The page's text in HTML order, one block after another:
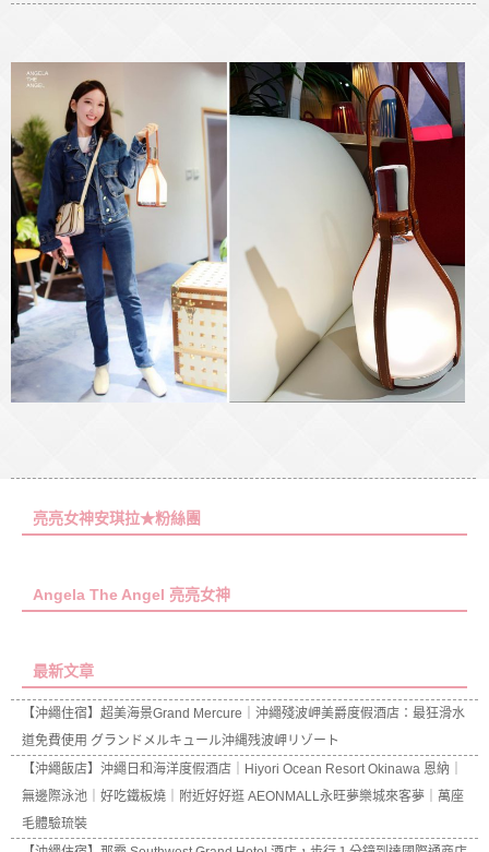
亮亮女神安琪拉★粉絲團
Angela The Angel 亮亮女神
最新文章
【沖繩住宿】超美海景Grand Mercure｜沖繩殘波岬美爵度假酒店：最狂滑水
道免費使用 グランドメルキュール沖縄残波岬リゾート
【沖繩飯店】沖繩日和海洋度假酒店｜Hiyori Ocean Resort Okinawa 恩納｜
無邊際泳池｜好吃鐵板燒｜附近好好逛 AEONMALL永旺夢樂城來客夢｜萬座
毛體驗琉裝